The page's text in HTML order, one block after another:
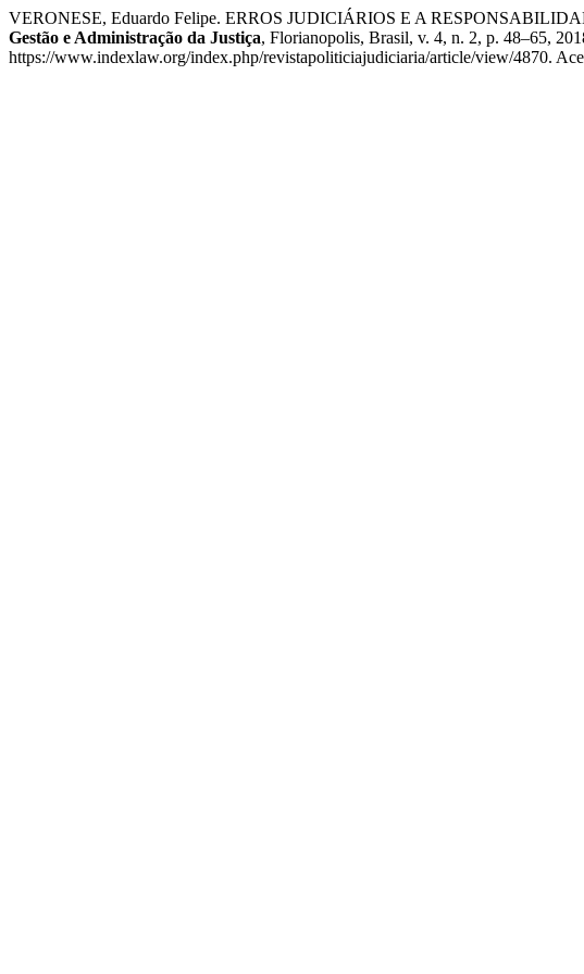
VERONESE, Eduardo Felipe. ERROS JUDICIÁRIOS E A
Gestão e Administração da Justiça, Florianopolis, Brasil, v. 4, n. 2, p. 48–65,
https://www.indexlaw.org/index.php/revistapoliticiajudiciaria/article/view/4870.